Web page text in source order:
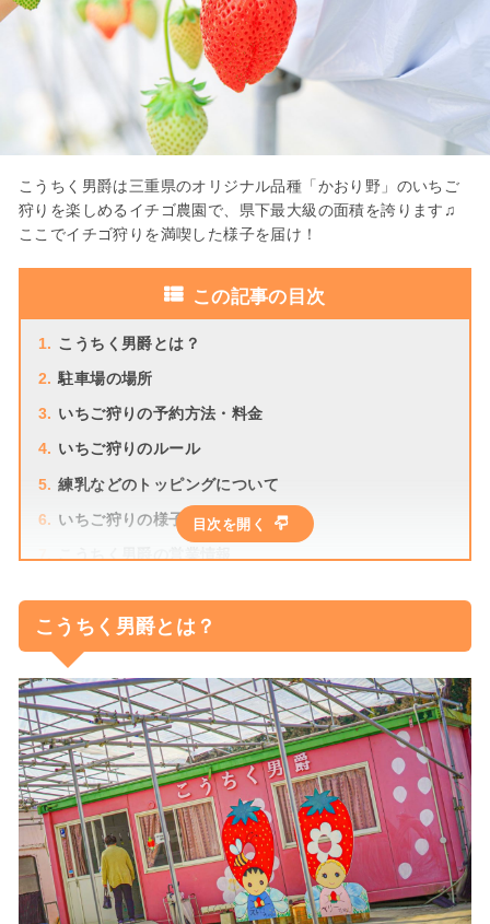
こうちく男爵は三重県のオリジナル品種「かおり野」のいちご
狩りを楽しめるイチゴ農園で、県下最大級の面積を誇ります♫
ここでイチゴ狩りを満喫した様子を届け！
この記事の目次
1. こうちく男爵とは？
2. 駐車場の場所
3. いちご狩りの予約方法・料金
4. いちご狩りのルール
5. 練乳などのトッピングについて
6. いちご狩りの様子
こうちく男爵とは？